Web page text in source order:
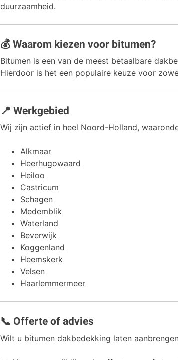
duurzaamheid.
💰 Waarom kiezen voor bitumen?
Bitumen is een van de meest betaalbare
Hierdoor is het een populaire keuze voor
📍 Werkgebied
Wij zijn actief in heel Noord-Holland,
Alkmaar
Heerhugowaard
Heiloo
Castricum
Schagen
Medemblik
Waterland
Beverwijk
Koggenland
Heemskerk
Velsen
Haarlemmermeer
📞 Offerte of advies
Wilt u bitumen dakbedekking laten